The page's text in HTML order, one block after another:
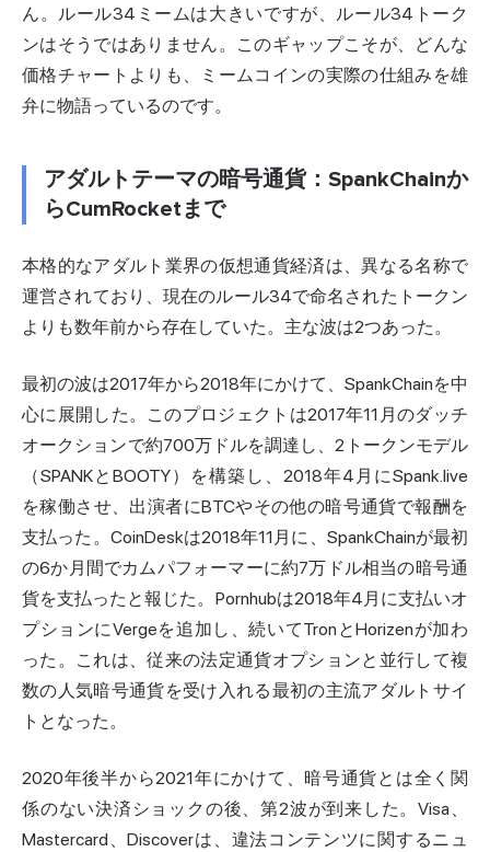
ん。ルール34ミームは大きいですが、ルール34トーク
ンはそうではありません。このギャップこそが、どんな
価格チャートよりも、ミームコインの実際の仕組みを雄
弁に物語っているのです。
アダルトテーマの暗号通貨：SpankChainか
らCumRocketまで
本格的なアダルト業界の仮想通貨経済は、異なる名称で
運営されており、現在のルール34で命名されたトークン
よりも数年前から存在していた。主な波は2つあった。
最初の波は2017年から2018年にかけて、SpankChainを中
心に展開した。このプロジェクトは2017年11月のダッチ
オークションで約700万ドルを調達し、2トークンモデル
（SPANKとBOOTY）を構築し、2018年4月にSpank.live
を稼働させ、出演者にBTCやその他の暗号通貨で報酬を
支払った。CoinDeskは2018年11月に、SpankChainが最初
の6か月間でカムパフォーマーに約7万ドル相当の暗号通
貨を支払ったと報じた。Pornhubは2018年4月に支払いオ
プションにVergeを追加し、続いてTronとHorizenが加わ
った。これは、従来の法定通貨オプションと並行して複
数の人気暗号通貨を受け入れる最初の主流アダルトサイ
トとなった。
2020年後半から2021年にかけて、暗号通貨とは全く関
係のない決済ショックの後、第2波が到来した。Visa、
Mastercard、Discoverは、違法コンテンツに関するニュ